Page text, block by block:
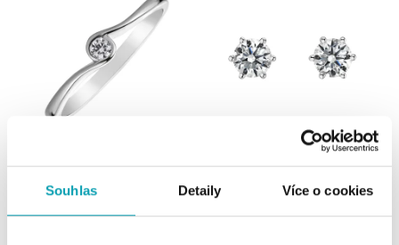
Souhlas Detaily Více o cookies
ALOVE
prsteň s diamantom Shiny Joy
ALOVE
Náušnice s diamantem Essential